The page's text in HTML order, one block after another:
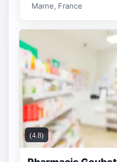
Marne, France
(4.8)